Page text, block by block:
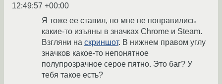
12:49:57 +00:00
Я тоже ее ставил, но мне не понравились
какие-то изъяны в значках Chrome и Steam.
Взгляни на скриншот. В нижнем правом углу
значков какое-то непонятное
полупрозрачное серое пятно. Это баг? У
тебя такое есть?